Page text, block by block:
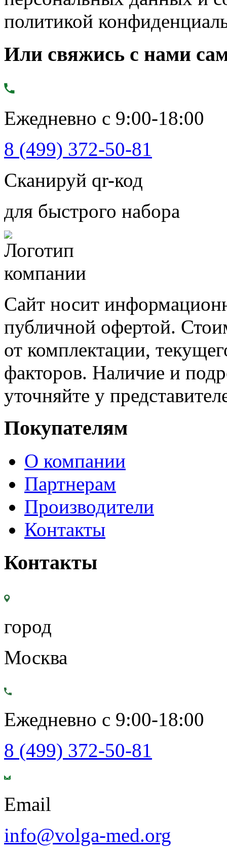
политикой
Или свяжись с нами
Ежедневно с 9:00-18:00
8 (499) 372-50-81
Сканируй qr-код
для быстрого набора
Сайт носит
публичной офертой.
от комплектации,
факторов. Наличие и
уточняйте у
Покупателям
О компании
Партнерам
Производители
Контакты
Контакты
город
Москва
Ежедневно с 9:00-18:00
8 (499) 372-50-81
Email
info@volga-med.org